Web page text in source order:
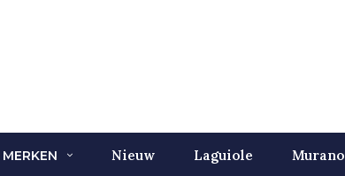
MERKEN Nieuw Laguiole Murano